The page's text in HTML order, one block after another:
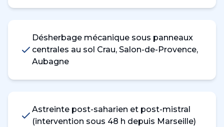
Désherbage mécanique sous panneaux
centrales au sol Crau, Salon-de-Provence,
Aubagne
Astreinte post-saharien et post-mistral
(intervention sous 48 h depuis Marseille)